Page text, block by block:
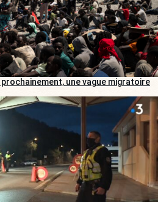
prochainement, une vague migratoire